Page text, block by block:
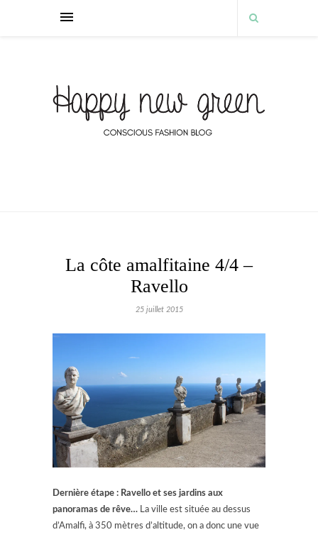
La côte amalfitaine 4/4 –
Ravello
25 juillet 2015
Dernière étape : Ravello et ses jardins aux
panoramas de rêve… La ville est située au dessus
d’Amalfi, à 350 mètres d’altitude, on a donc une vue